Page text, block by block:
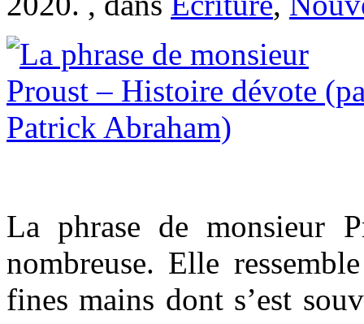
La phrase de monsieur
nombreuse. Elle
fines mains dont s’est